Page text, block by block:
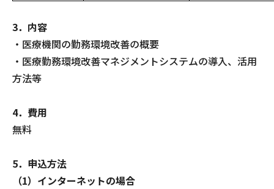
3．内容
・医療機関の勤務環境改善の概要
・医療勤務環境改善マネジメントシステムの導入、活用
方法等
4．費用
無料
5．申込方法
（1）インターネットの場合